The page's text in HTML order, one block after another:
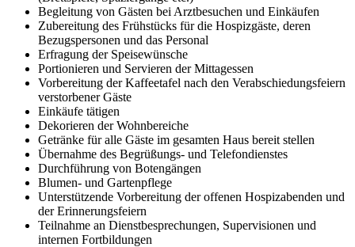
Begleitung von Gästen bei Arztbesuchen und Einkäufen
Zubereitung des Frühstücks für die Hospizgäste, deren
Bezugspersonen und das Personal
Erfragung der Speisewünsche
Portionieren und Servieren der Mittagessen
Vorbereitung der Kaffeetafel nach den Verabschiedungsfeiern
verstorbener Gäste
Einkäufe tätigen
Dekorieren der Wohnbereiche
Getränke für alle Gäste im gesamten Haus bereit stellen
Übernahme des Begrüßungs- und Telefondienstes
Durchführung von Botengängen
Blumen- und Gartenpflege
Unterstützende Vorbereitung der offenen Hospizabenden und
der Erinnerungsfeiern
Teilnahme an Dienstbesprechungen, Supervisionen und
internen Fortbildungen